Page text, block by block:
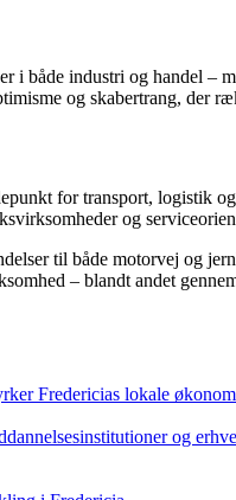
i både industri og handel –
og skabertrang, der
for transport, logistik
og
til både motorvej og
– blandt andet
Fredericias lokale
og